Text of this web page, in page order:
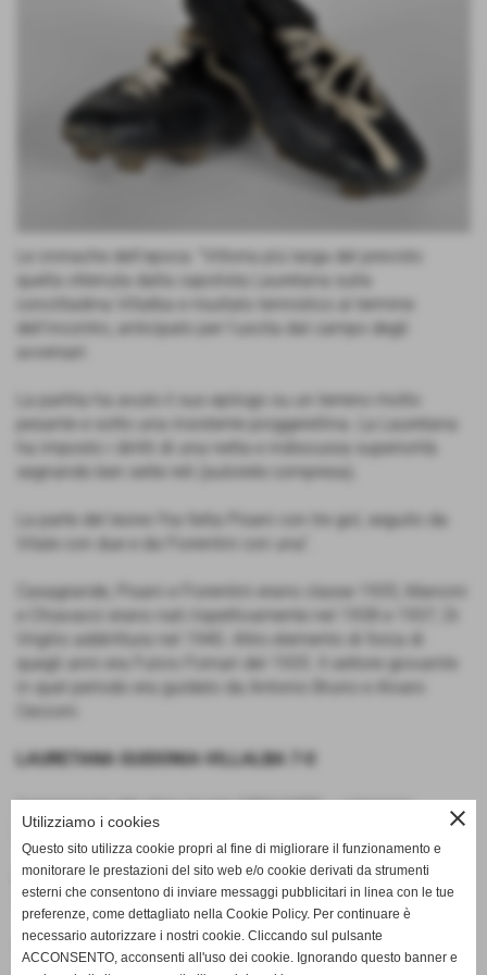
Le cronache dell'epoca: “Vittoria più larga del previsto
quella ottenuta dalla capolista Lauretana sulla
concittadina Villalba e risultato tennistico al termine
dell'incontro, anticipato per l'uscita dal campo degli
avversari.
La partita ha avuto il suo epilogo su un terreno molto
pesante e sotto una insistente pioggerellina. La Lauretana
ha imposto i diritti di una netta e indiscussa superiorità
segnando ben sette reti (autorete compresa).
La parte del leone l'ha fatta Pisani con tre gol, seguito da
Vitale con due e da Fiorentini con una”.
Casagrande, Pisani e Fiorentini erano classe 1935, Mancini
e Chiavacci erano nati rispettivamente nel 1938 e 1937, Di
Virgilio addirittura nel 1940. Altro elemento di forza di
quegli anni era Fulvio Fornari del 1935. Il settore giovanile
in quel periodo era guidato da Antonio Bruno e Alvaro
LAURETANA GUIDONIA-VILLALBA 7-0
(campionato tiburtino locale 1954/1955 – categoria
juniores)
Lauretana:Chiacchio, Marzi, Onori, Chiavacci, Morgia,
Casagrande, Mancini, Vitale, Pisani, Fiorentini, Di Virgilio.
Villalba:Orlandi, Frediani, Marcozzi, Frediani II, Bugari,
close
Utilizziamo i cookies
Questo sito utilizza cookie propri al fine di migliorare il funzionamento e
monitorare le prestazioni del sito web e/o cookie derivati da strumenti
esterni che consentono di inviare messaggi pubblicitari in linea con le tue
preferenze, come dettagliato nella Cookie Policy. Per continuare è
necessario autorizzare i nostri cookie. Cliccando sul pulsante
ACCONSENTO, acconsenti all'uso dei cookie. Ignorando questo banner e